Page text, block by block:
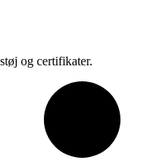
og certifikater.